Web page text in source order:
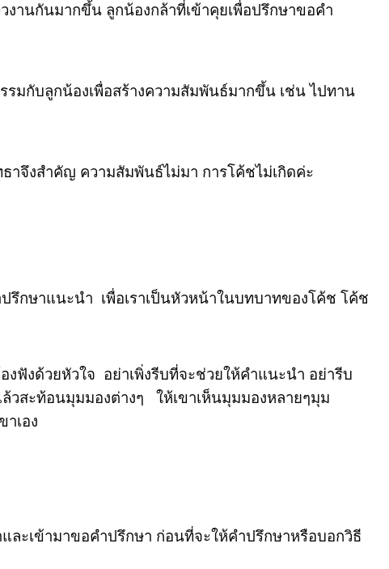
งานกันมากขึ้น ลูกน้องกล้าที่เข้าคุยเพื่อปรึกษาขอคำ
รมกับลูกน้องเพื่อสร้างความสัมพันธ์มากขึ้น เช่น ไปทาน
าจึงสำคัญ ความสัมพันธ์ไม่มา การโค้ชไม่เกิดค่ะ
รึกษาแนะนำ เพื่อเราเป็นหัวหน้าในบทบาทของโค้ช โค้ช
งฟังด้วยหัวใจ อย่าเพิ่งรีบที่จะช่วยให้คำแนะนำ อย่ารีบ
วสะท้อนมุมมองต่างๆ ให้เขาเห็นมุมมองหลายๆมุม
เอง
ละเข้ามาขอคำปรึกษา ก่อนที่จะให้คำปรึกษาหรือบอกวิธี